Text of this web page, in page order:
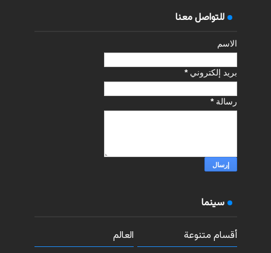
للتواصل معنا
الاسم
بريد إلكتروني*
رسالة*
سينما
أقسام متنوعة العالم